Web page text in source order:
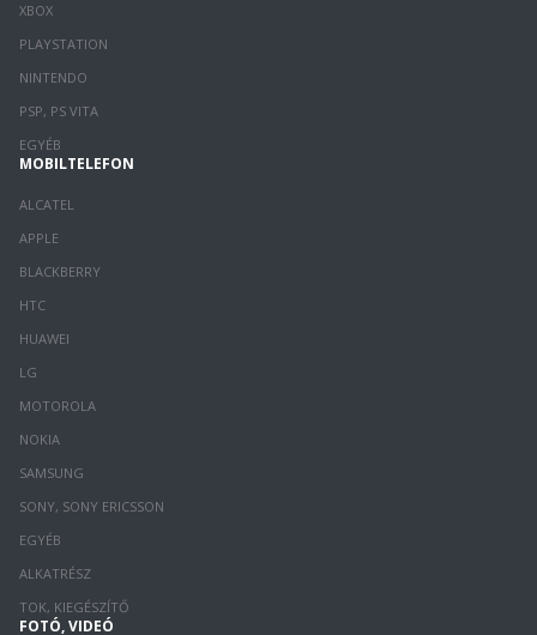
XBOX
PLAYSTATION
NINTENDO
PSP, PS VITA
EGYÉB
MOBILTELEFON
ALCATEL
APPLE
BLACKBERRY
HTC
HUAWEI
LG
MOTOROLA
NOKIA
SAMSUNG
SONY, SONY ERICSSON
EGYÉB
ALKATRÉSZ
TOK, KIEGÉSZÍTŐ
FOTÓ, VIDEÓ